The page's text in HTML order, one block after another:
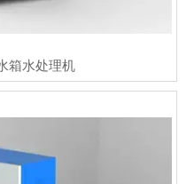
箱水处理机